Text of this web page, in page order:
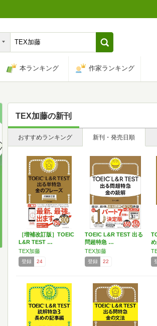
本ランキング 作家ランキング
TEX加藤の新刊
おすすめランキング 新刊・発売日順
［増補改訂版］TOEIC
L&R TEST …
TEX加藤
登録 24
TOEIC L&R TEST 出る
問超特急 …
TEX加藤
登録 22